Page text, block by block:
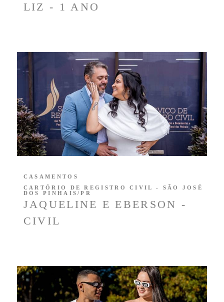
LIZ - 1 ANO
JAQUELINE E EBERSON -
CIVIL
CASAMENTOS
CARTÓRIO DE REGISTRO CIVIL - SÃO JOSÉ
DOS PINHAIS/PR